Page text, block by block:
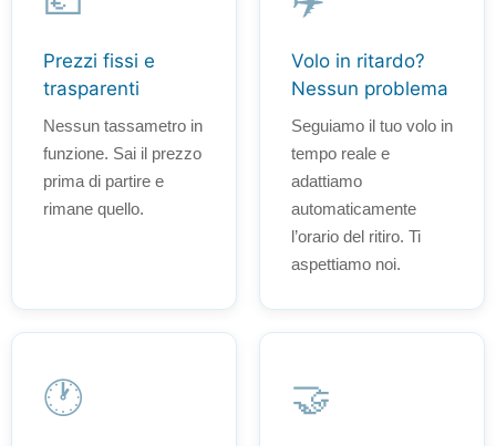
Prezzi fissi e
trasparenti
Nessun tassametro in
funzione. Sai il prezzo
prima di partire e
rimane quello.
Volo in ritardo?
Nessun problema
Seguiamo il tuo volo in
tempo reale e
adattiamo
automaticamente
l’orario del ritiro. Ti
aspettiamo noi.
🕐 🤝